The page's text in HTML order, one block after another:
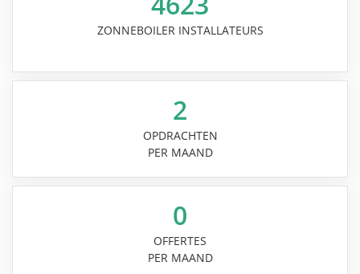
ZONNEBOILER INSTALLATEURS
2
OPDRACHTEN
PER MAAND
0
OFFERTES
PER MAAND